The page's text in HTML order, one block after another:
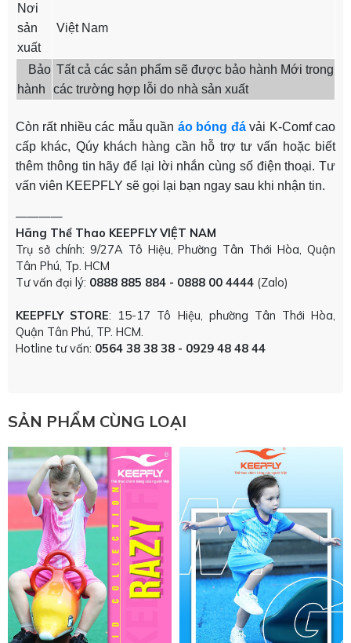
Nơi
sản
xuất
Việt Nam
Bảo
hành
Tất cả các sản phẩm sẽ được bảo hành Mới trong
các trường hợp lỗi do nhà sản xuất
Còn rất nhiều các mẫu quần áo bóng đávải K-Comf cao
cấp khác, Qúy khách hàng cần hỗ trợ tư vấn hoặc biết
thêm thông tin hãy để lại lời nhắn cùng số điện thoại. Tư
vấn viên KEEPFLY sẽ gọi lại bạn ngay sau khi nhận tin.
————
Hãng Thể Thao KEEPFLY VIỆT NAM
Trụ sở chính: 9/27A Tô Hiệu, Phường Tân Thới Hòa, Quận
Tân Phú, Tp. HCM
Tư vấn đại lý: 0888 885 884 - 0888 00 4444 (Zalo)
KEEPFLY STORE: 15-17 Tô Hiệu, phường Tân Thới Hòa,
Quận Tân Phú, TP. HCM.
Hotline tư vấn: 0564 38 38 38 - 0929 48 48 44
SẢN PHẨM CÙNG LOẠI